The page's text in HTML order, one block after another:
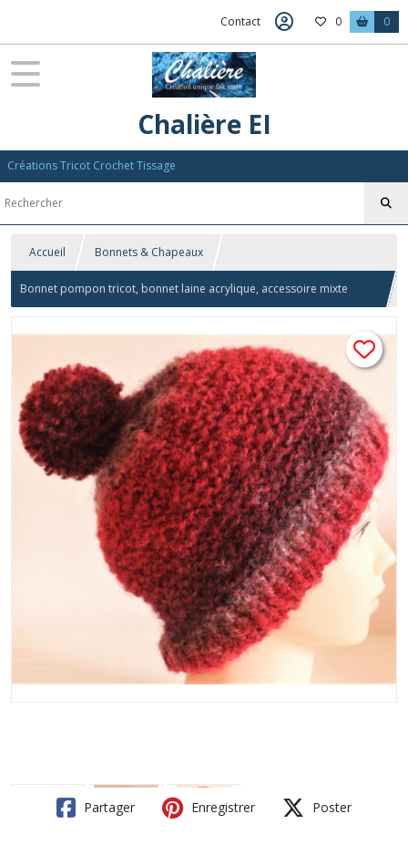
Contact 0 0
Chalière EI
Créations Tricot Crochet Tissage
Accueil Bonnets & Chapeaux
Bonnet pompon tricot, bonnet laine acrylique, accessoire mixte
dégradé rouge bordeaux
Partager Enregistrer Poster